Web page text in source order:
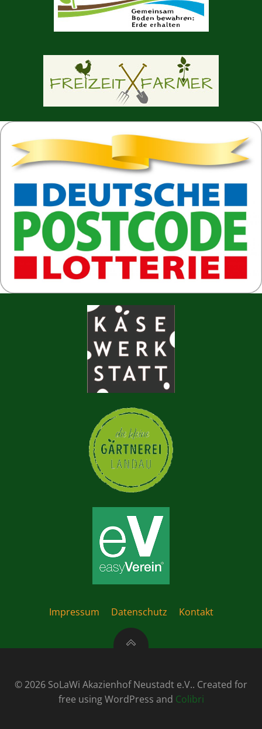
Impressum Datenschutz Kontakt
© 2026 SoLaWi Akazienhof Neustadt e.V.. Created for
free using WordPress and Colibri